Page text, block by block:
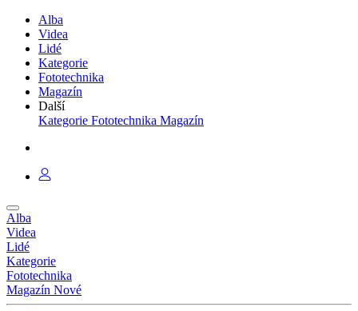
Alba
Videa
Lidé
Kategorie
Fototechnika
Magazín
Další
Kategorie Fototechnika Magazín
Alba
Videa
Lidé
Kategorie
Fototechnika
Magazín Nové